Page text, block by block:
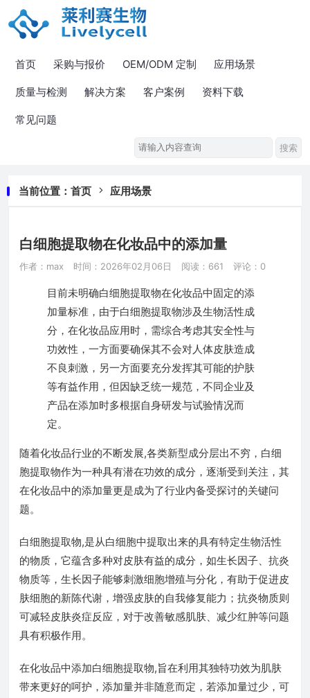
首页 采购与报价 OEM/ODM 定制 应用场景
质量与检测 解决方案 客户案例 资料下载
常见问题
当前位置： 首页 应用场景
白细胞提取物在化妆品中的添加量
作者：max 时间：2026年02月06日 阅读：661 评论：0
目前未明确白细胞提取物在化妆品中固定的添
加量标准，由于白细胞提取物涉及生物活性成
分，在化妆品应用时，需综合考虑其安全性与
功效性，一方面要确保其不会对人体皮肤造成
不良刺激，另一方面要充分发挥其可能的护肤
等有益作用，但因缺乏统一规范，不同企业及
产品在添加时多根据自身研发与试验情况而
定。
随着化妆品行业的不断发展,各类新型成分层出不穷，白细
胞提取物作为一种具有潜在功效的成分，逐渐受到关注，其
在化妆品中的添加量更是成为了行业内备受探讨的关键问
题。
白细胞提取物,是从白细胞中提取出来的具有特定生物活性
的物质，它蕴含多种对皮肤有益的成分，如生长因子、抗炎
物质等，生长因子能够刺激细胞增殖与分化，有助于促进皮
肤细胞的新陈代谢，增强皮肤的自我修复能力；抗炎物质则
可减轻皮肤炎症反应，对于改善敏感肌肤、减少红肿等问题
具有积极作用。
在化妆品中添加白细胞提取物,旨在利用其独特功效为肌肤
带来更好的呵护，添加量并非随意而定，若添加量过少，可